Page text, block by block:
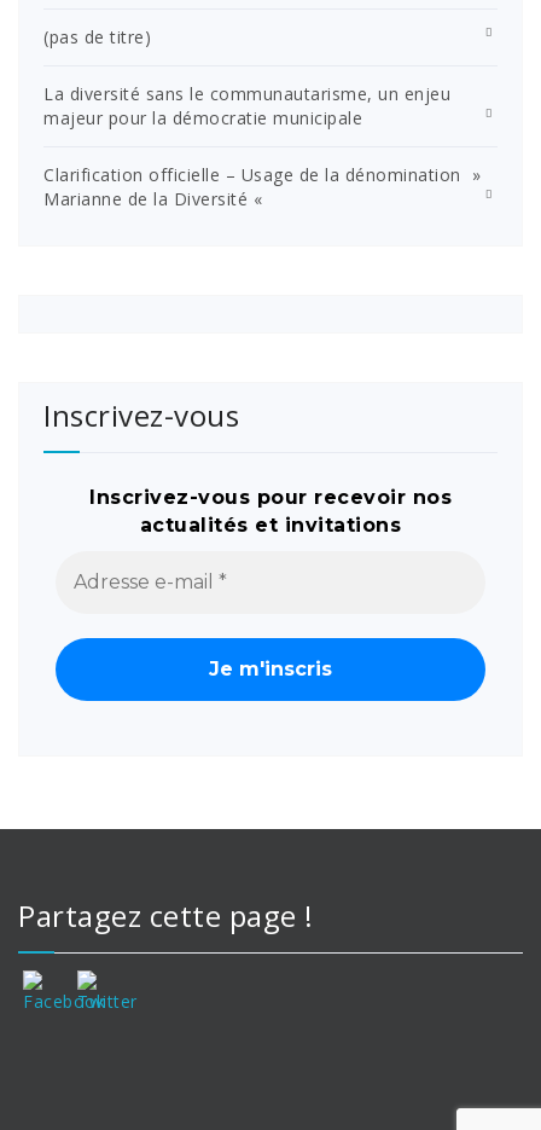
(pas de titre)
La diversité sans le communautarisme, un enjeu
majeur pour la démocratie municipale
Clarification officielle – Usage de la dénomination »
Marianne de la Diversité «
Inscrivez-vous
Inscrivez-vous pour recevoir nos
actualités et invitations
Partagez cette page !